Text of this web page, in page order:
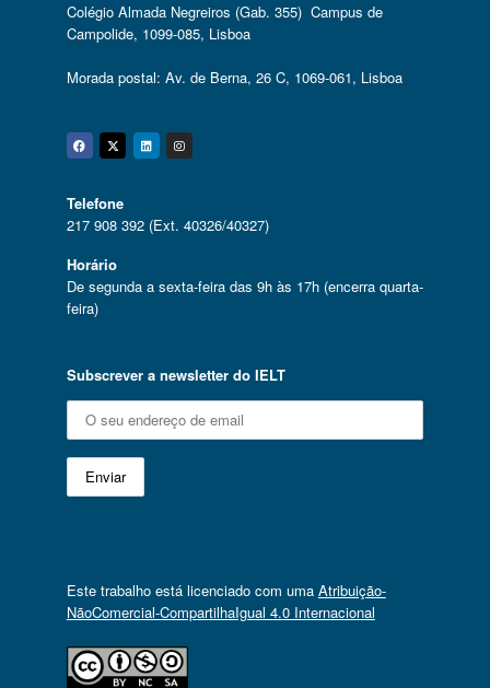
Colégio Almada Negreiros (Gab. 355) Campus de
Campolide, 1099-085, Lisboa
Morada postal: Av. de Berna, 26 C, 1069-061, Lisboa
Facebook
Twitter
Linkedin
Instagram
Telefone
217 908 392 (Ext. 40326/40327)
Horário
De segunda a sexta-feira das 9h às 17h (encerra quarta-
feira)
Subscrever a newsletter do IELT
Este trabalho está licenciado com uma Atribuição-
NãoComercial-CompartilhaIgual 4.0 Internacional